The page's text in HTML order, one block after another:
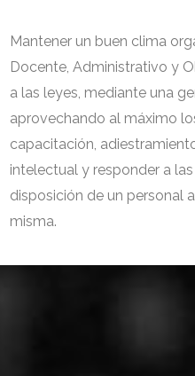
Mantener un buen clima
Docente, Administrativo y
a las leyes, mediante una
aprovechando al máximo
capacitación,
intelectual y responder a
disposición de un personal
misma.